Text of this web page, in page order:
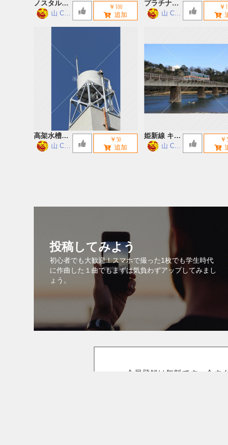
ノスタルジ
ックな廃墟
山 Ch
￥100
プラチナエ
ンゼルフィ
山 Ch
￥
高架水槽
A
山 Ch
￥50
姫新線 キハ
122 鉄橋
山 Ch
￥
投稿してみよう
初心者でも大歓迎！スマホで撮った1枚でも学生時代
に作曲した１曲でもまずは気負わずアップしてみまし
ょう。
会員登録は無料です。今す